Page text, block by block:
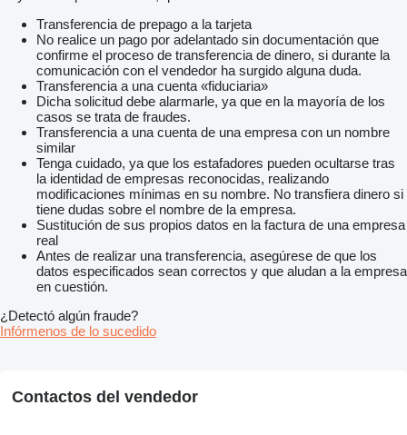
Transferencia de prepago a la tarjeta
No realice un pago por adelantado sin documentación que
confirme el proceso de transferencia de dinero, si durante la
comunicación con el vendedor ha surgido alguna duda.
Transferencia a una cuenta «fiduciaria»
Dicha solicitud debe alarmarle, ya que en la mayoría de los
casos se trata de fraudes.
Transferencia a una cuenta de una empresa con un nombre
similar
Tenga cuidado, ya que los estafadores pueden ocultarse tras
la identidad de empresas reconocidas, realizando
modificaciones mínimas en su nombre. No transfiera dinero si
tiene dudas sobre el nombre de la empresa.
Sustitución de sus propios datos en la factura de una empresa
real
Antes de realizar una transferencia, asegúrese de que los
datos especificados sean correctos y que aludan a la empresa
en cuestión.
¿Detectó algún fraude?
Infórmenos de lo sucedido
Contactos del vendedor